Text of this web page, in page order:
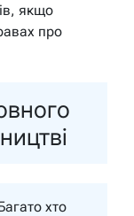
якщо
про
хто